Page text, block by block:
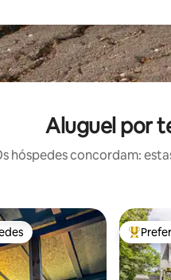
Aluguel por
hóspedes concordam:
dos hóspedes Entre